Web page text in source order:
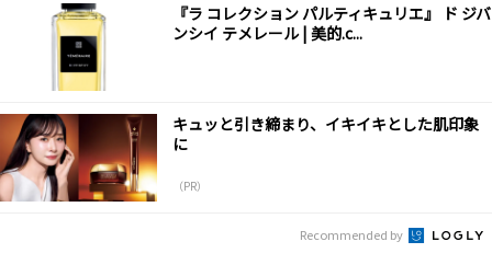
『ラ コレクション パルティキュリエ』 ド ジバ
ンシイ テメレール | 美的.c...
キュッと引き締まり、イキイキとした肌印象
に
（PR）
Recommended by